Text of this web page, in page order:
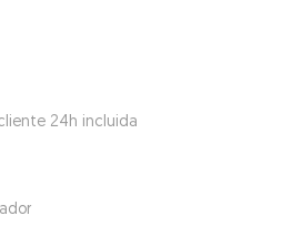
24h incluida